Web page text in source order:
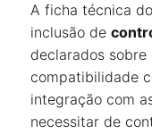
A ficha técnica do
inclusão de
declarados
compatibilidade
integração com
necessitar de